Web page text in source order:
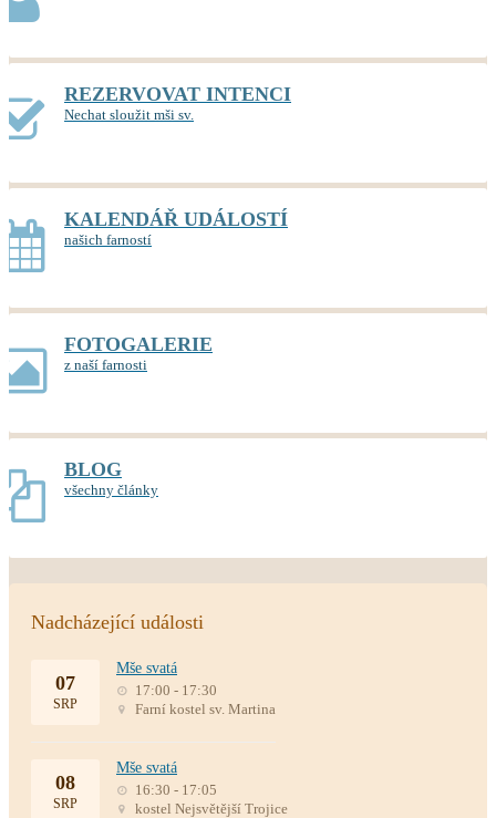
REZERVOVAT INTENCI
Nechat sloužit mši sv.
KALENDÁŘ UDÁLOSTÍ
našich farností
FOTOGALERIE
z naší farnosti
BLOG
všechny články
Nadcházející události
07
SRP
Mše svatá
17:00 - 17:30
Farní kostel sv. Martina
08
SRP
Mše svatá
16:30 - 17:05
kostel Nejsvětější Trojice